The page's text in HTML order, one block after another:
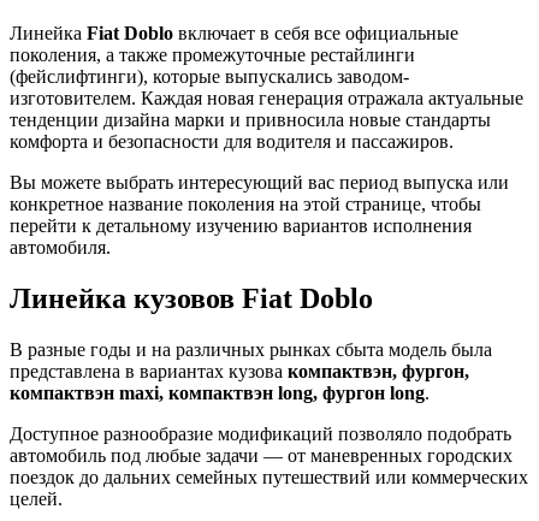
Линейка Fiat Doblo включает в себя все официальные
поколения, а также промежуточные рестайлинги
(фейслифтинги), которые выпускались заводом-
изготовителем. Каждая новая генерация отражала актуальные
тенденции дизайна марки и привносила новые стандарты
комфорта и безопасности для водителя и пассажиров.
Вы можете выбрать интересующий вас период выпуска или
конкретное название поколения на этой странице, чтобы
перейти к детальному изучению вариантов исполнения
автомобиля.
Линейка кузовов Fiat Doblo
В разные годы и на различных рынках сбыта модель была
представлена в вариантах кузова компактвэн, фургон,
компактвэн maxi, компактвэн long, фургон long.
Доступное разнообразие модификаций позволяло подобрать
автомобиль под любые задачи — от маневренных городских
поездок до дальних семейных путешествий или коммерческих
целей.